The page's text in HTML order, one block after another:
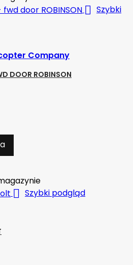
 Szybki
Company
DOOR ROBINSON
 Szybki podgląd